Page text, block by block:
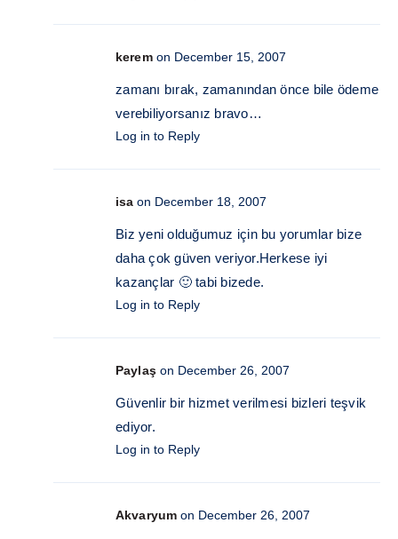
kerem on December 15, 2007
zamanı bırak, zamanından önce bile ödeme
verebiliyorsanız bravo…
Log in to Reply
isa on December 18, 2007
Biz yeni olduğumuz için bu yorumlar bize
daha çok güven veriyor.Herkese iyi
kazançlar 🙂 tabi bizede.
Log in to Reply
Paylaş on December 26, 2007
Güvenlir bir hizmet verilmesi bizleri teşvik
ediyor.
Log in to Reply
Akvaryum on December 26, 2007